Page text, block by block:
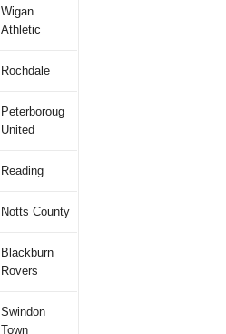
Wigan
Athletic
Rochdale
Peterboroug
United
Reading
Notts County
Blackburn
Rovers
Swindon
Town